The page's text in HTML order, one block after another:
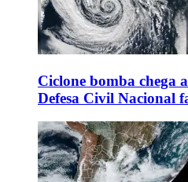
Ciclone bomba chega
Defesa Civil Nacional